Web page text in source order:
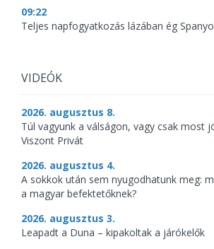
09:22
Teljes napfogyatkozás lázában ég
VIDEÓK
2026. augusztus 8.
Túl vagyunk a válságon, vagy csak most
Viszont Privát
2026. augusztus 4.
A sokkok után sem nyugodhatunk meg:
a magyar befektetőknek?
2026. augusztus 3.
Leapadt a Duna – kipakoltak a járókelők